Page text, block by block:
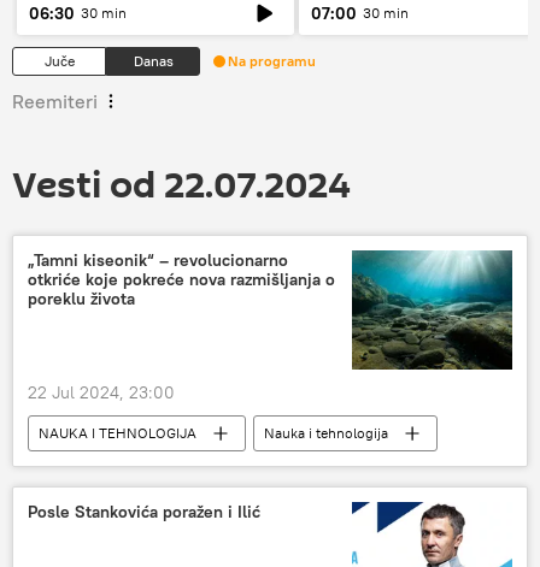
06:30 30 min
07:00 30 min
Juče Danas Na programu
Reemiteri
Vesti od 22.07.2024
„Tamni kiseonik“ – revolucionarno
otkriće koje pokreće nova razmišljanja o
poreklu života
22 Jul 2024, 23:00
NAUKA I TEHNOLOGIJA
Nauka i tehnologija
Društvo
Izumi i otkrića
Posle Stankovića poražen i Ilić